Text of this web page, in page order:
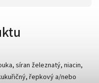
síran železnatý, niacin,
řepkový a/nebo